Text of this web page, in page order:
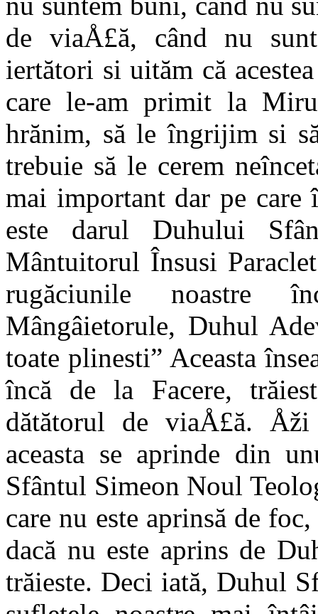
de viaÅ£ă, când nu
iertători si uităm că
care le-am primit la
hrănim, să le îngrijim si
trebu­ie să le cerem
mai important dar pe
este darul Duhului
Mântuitorul Însusi
rugăciu­nile noastre
Mângâietorule, Duhul
toate plinesti” Aceasta
încă de la Facere,
dătătorul de viaÅ£ă.
aceasta se aprinde din
Sfântul Simeon Noul
care nu este aprinsă de
dacă nu este aprins de
trăieste. Deci iată, Duhul